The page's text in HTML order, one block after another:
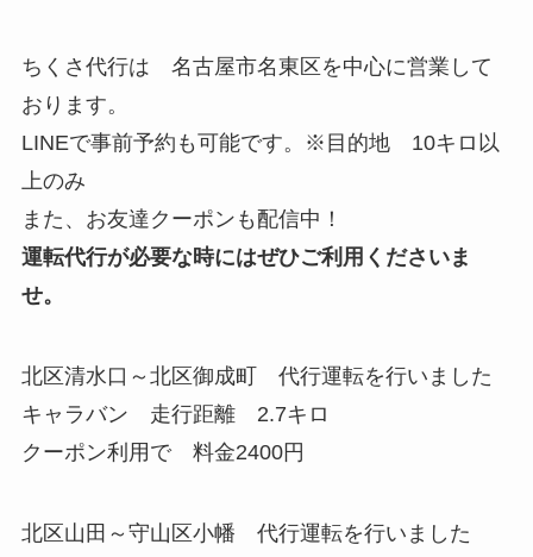
ちくさ代行は 名古屋市名東区を中心に営業して
おります。
LINEで事前予約も可能です。※目的地 10キロ以
上のみ
また、お友達クーポンも配信中！
運転代行が必要な時にはぜひご利用くださいま
せ。
北区清水口～北区御成町 代行運転を行いました
キャラバン 走行距離 2.7キロ
クーポン利用で 料金2400円
北区山田～守山区小幡 代行運転を行いました